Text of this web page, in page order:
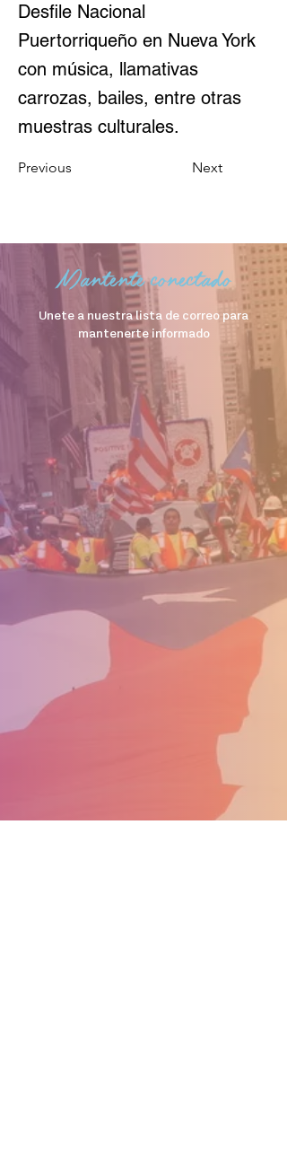
Desfile Nacional
Puertorriqueño en Nueva York
con música, llamativas
carrozas, bailes, entre otras
muestras culturales.
Previous Next
Mantente conectado
Unete a nuestra lista de correo para
mantenerte informado